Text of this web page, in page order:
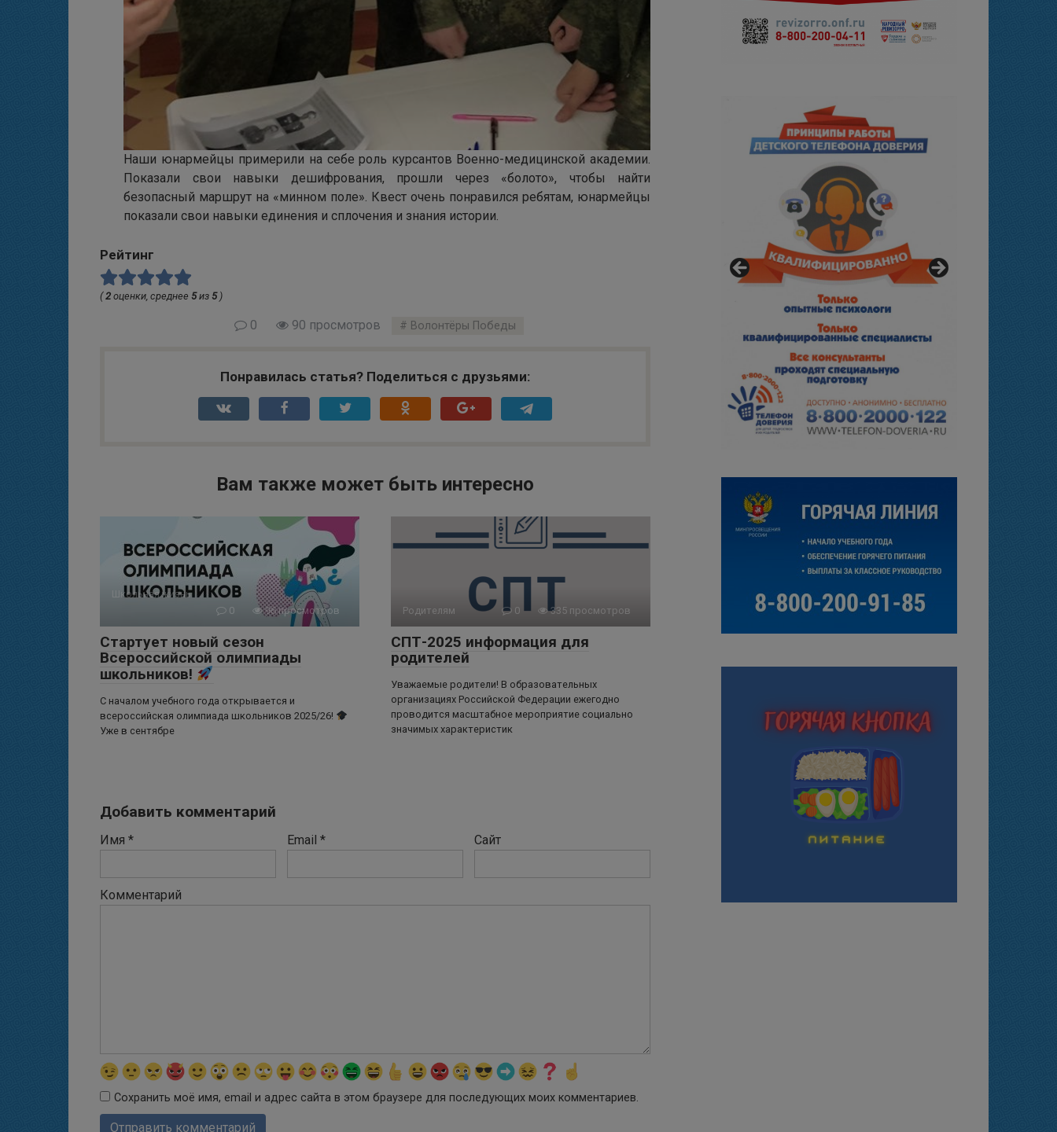
Наши юнармейцы примерили на себе роль курсантов Военно-медицинской академии.
Показали свои навыки дешифрования, прошли через «болото», чтобы найти
безопасный маршрут на «минном поле». Квест очень понравился ребятам, юнармейцы
показали свои навыки единения и сплочения и знания истории.
Рейтинг
(2 оценки, среднее 5из 5)
0 90 просмотров Волонтёры Победы
Понравилась статья? Поделиться с друзьями:
Вам также может быть интересно
Школьная жизнь
0
96 просмотров
Стартует новый сезон
Всероссийской олимпиады
школьников!
С началом учебного года открывается и
всероссийская олимпиада школьников 2025/26!
Уже в сентябре
Родителям 0 335 просмотров
СПТ-2025 информация для
родителей
Уважаемые родители! В образовательных
организациях Российской Федерации ежегодно
проводится масштабное мероприятие социально
значимых характеристик
Добавить комментарий
Имя * Email * Сайт
Комментарий
Сохранить моё имя, email и адрес сайта в этом браузере для последующих моих комментариев.